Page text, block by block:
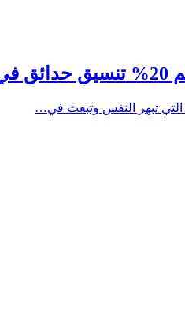
التي تبهر النفس وتبعث في…